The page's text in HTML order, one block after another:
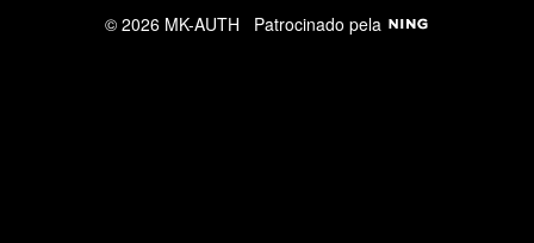
© 2026 MK-AUTH Patrocinado pela